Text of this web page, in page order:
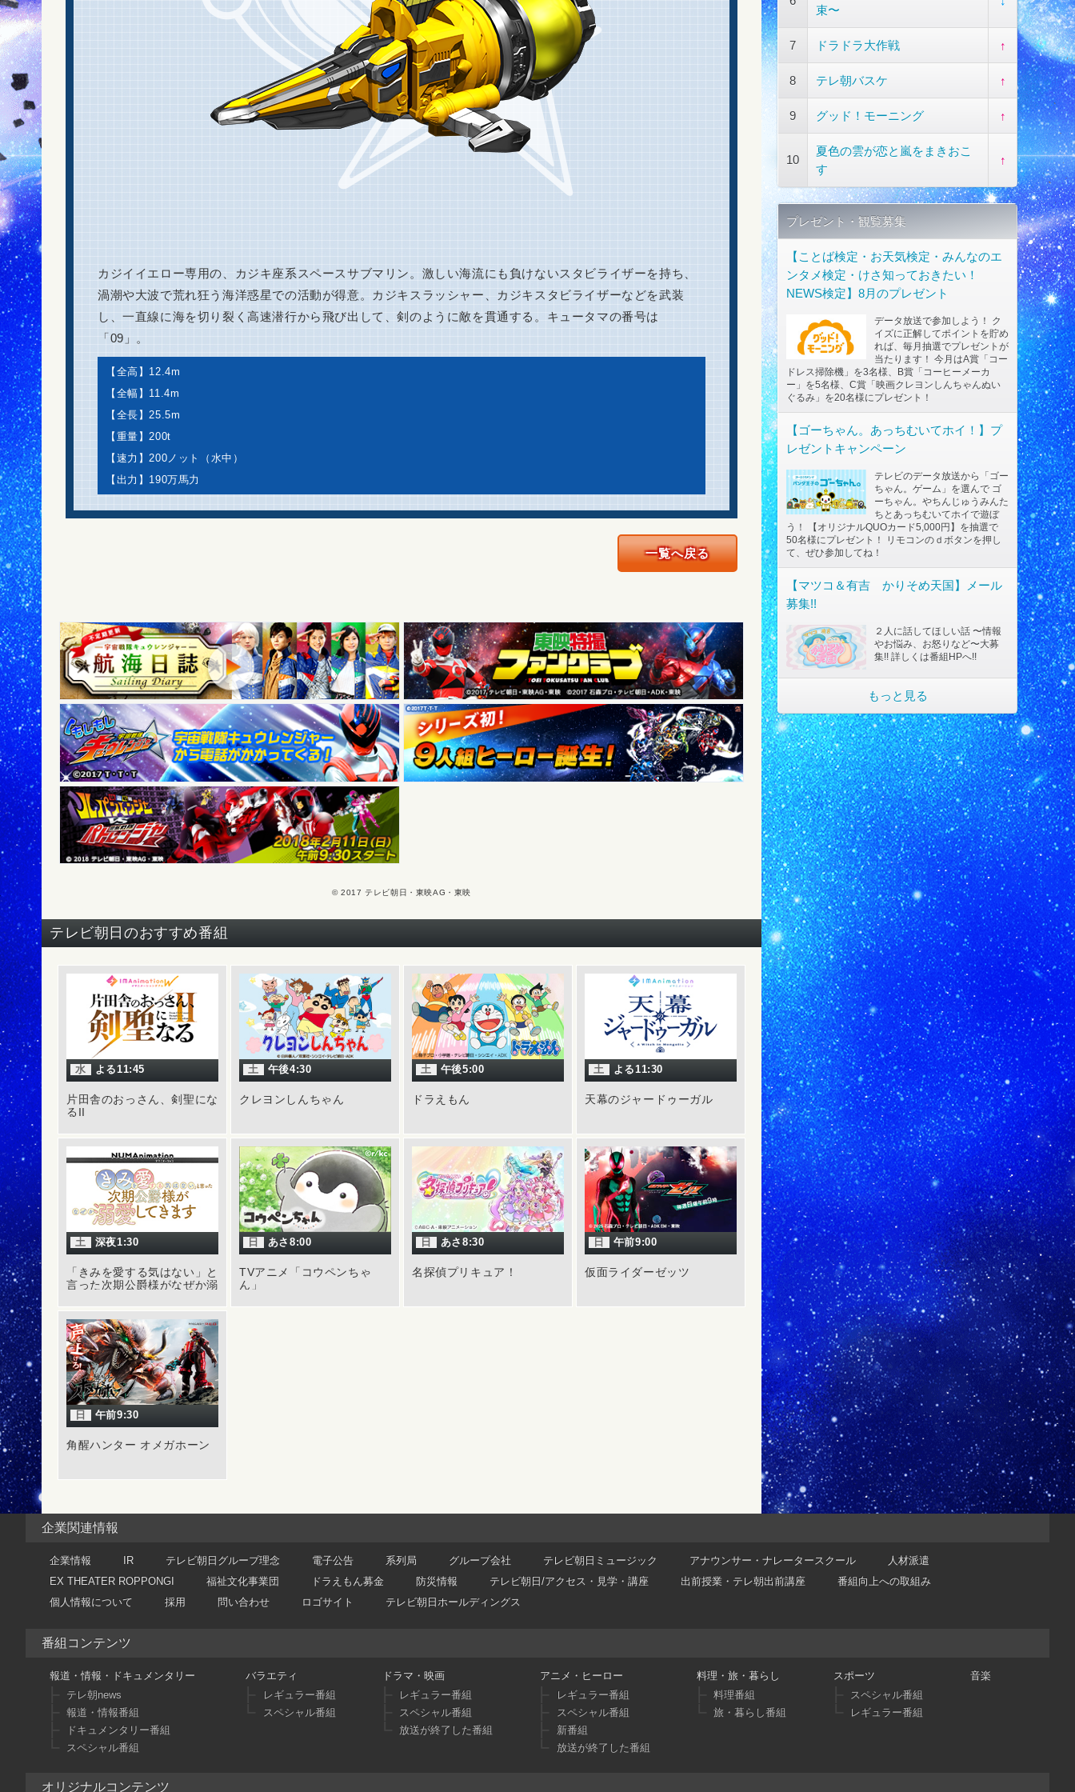
カジイイエロー専用の、カジキ座系スペースサブマリン。激しい海流にも負けないスタビライザーを持ち、
渦潮や大波で荒れ狂う海洋惑星での活動が得意。カジキスラッシャー、カジキスタビライザーなどを武装
し、一直線に海を切り裂く高速潜行から飛び出して、剣のように敵を貫通する。キュータマの番号は
「09」。
【全高】12.4m
【全幅】11.4m
【全長】25.5m
【重量】200t
【速力】200ノット（水中）
【出力】190万馬力
一覧へ戻る
© 2017 テレビ朝日・東映AG・東映
テレビ朝日のおすすめ番組
水 よる11:45
片田舎のおっさん、剣聖にな
るII
土 午後4:30
クレヨンしんちゃん
土 午後5:00
ドラえもん
土 よる11:30
天幕のジャードゥーガル
土 深夜1:30
「きみを愛する気はない」と
言った次期公爵様がなぜか溺
日 あさ8:00
TVアニメ「コウペンちゃ
ん」
日 あさ8:30
名探偵プリキュア！
日 午前9:00
仮面ライダーゼッツ
日 午前9:30
角醒ハンター オメガホーン
束〜
7 ドラドラ大作戦 ↑
8 テレ朝バスケ ↑
9 グッド！モーニング ↑
10
夏色の雲が恋と嵐をまきおこ
す
↑
プレゼント・観覧募集
【ことば検定・お天気検定・みんなのエ
ンタメ検定・けさ知っておきたい！
NEWS検定】8月のプレゼント
データ放送で参加しよう！ ク
イズに正解してポイントを貯め
れば、毎月抽選でプレゼントが
当たります！ 今月はA賞「コー
ドレス掃除機」を3名様、B賞「コーヒーメーカ
ー」を5名様、C賞「映画クレヨンしんちゃんぬい
ぐるみ」を20名様にプレゼント！
【ゴーちゃん。あっちむいてホイ！】プ
レゼントキャンペーン
テレビのデータ放送から「ゴー
ちゃん。ゲーム」を選んで ゴ
ーちゃん。やちんじゅうみんた
ちとあっちむいてホイで遊ぼ
う！ 【オリジナルQUOカード5,000円】を抽選で
50名様にプレゼント！ リモコンのｄボタンを押し
て、ぜひ参加してね！
【マツコ＆有吉 かりそめ天国】メール
募集!!
２人に話してほしい話 〜情報
やお悩み、お怒りなど〜大募
集!! 詳しくは番組HPへ!!
もっと見る
企業関連情報
企業情報 IR テレビ朝日グループ理念 電子公告 系列局 グループ会社 テレビ朝日ミュージック アナウンサー・ナレータースクール
人材派遣
EX THEATER ROPPONGI
福祉文化事業団 ドラえもん募金 防災情報 テレビ朝日/アクセス・見学・講座 出前授業・テレ朝出前講座
番組向上への取組み
個人情報について
採用 問い合わせ ロゴサイト テレビ朝日ホールディングス
番組コンテンツ
報道・情報・ドキュメンタリー
テレ朝news
報道・情報番組
ドキュメンタリー番組
スペシャル番組
バラエティ
レギュラー番組
スペシャル番組
ドラマ・映画
レギュラー番組
スペシャル番組
放送が終了した番組
アニメ・ヒーロー
レギュラー番組
スペシャル番組
新番組
放送が終了した番組
料理・旅・暮らし
料理番組
旅・暮らし番組
スポーツ
スペシャル番組
レギュラー番組
音楽
オリジナルコンテンツ